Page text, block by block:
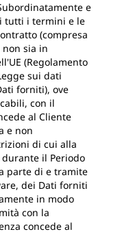
e
tutti i termini e le
(compresa
non sia in
(Regolamento
sui dati
forniti), ove
con il
al Cliente
e non
di cui alla
il Periodo
parte di e tramite
dei Dati forniti
in modo
con la
concede al